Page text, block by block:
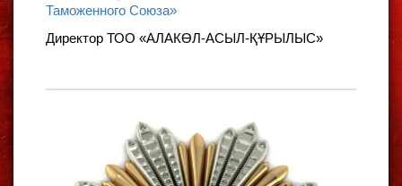
Таможенного Союза»
Директор ТОО «АЛАКӨЛ-АСЫЛ-ҚҰРЫЛЫС»